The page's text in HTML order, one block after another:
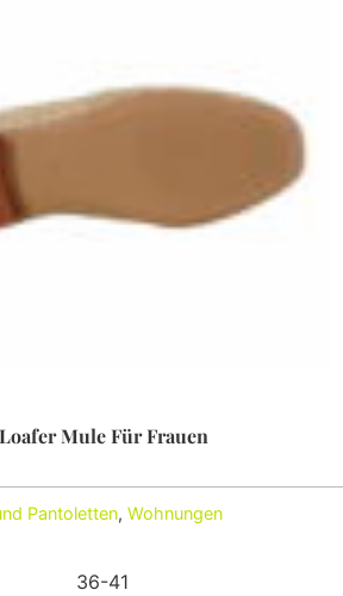
Mule Für Frauen
Pantoletten, Wohnungen
36-41